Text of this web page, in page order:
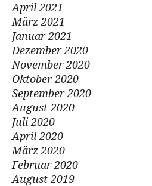
April 2021
März 2021
Januar 2021
Dezember 2020
November 2020
Oktober 2020
September 2020
August 2020
Juli 2020
April 2020
März 2020
Februar 2020
August 2019